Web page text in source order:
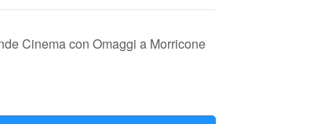
Cinema con Omaggi a Morricone